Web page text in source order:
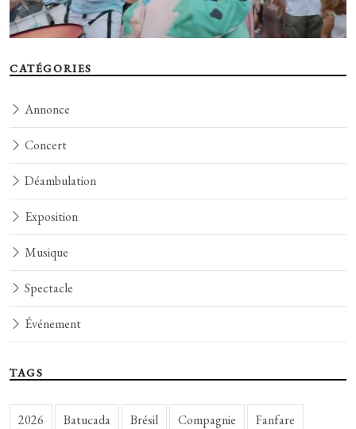
CATÉGORIES
Annonce
Concert
Déambulation
Exposition
Musique
Spectacle
Événement
TAGS
2026 Batucada Brésil Compagnie Fanfare